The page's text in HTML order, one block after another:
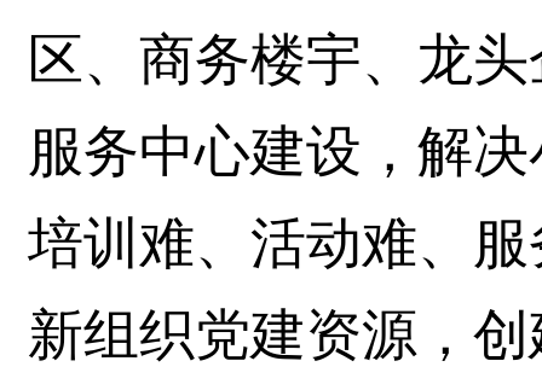
区、商务楼宇、龙
服务中心建设，解
培训难、活动难、
新组织党建资源，